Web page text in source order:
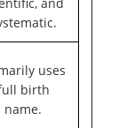
uses
birth
name.